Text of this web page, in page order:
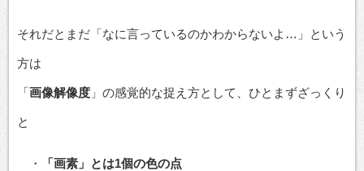
それだとまだ「なに言っているのかわからないよ…」という
方は
「画像解像度 」の感覚的な捉え方として、ひとまずざっくり
と
・ 「画素」とは1個の色の点